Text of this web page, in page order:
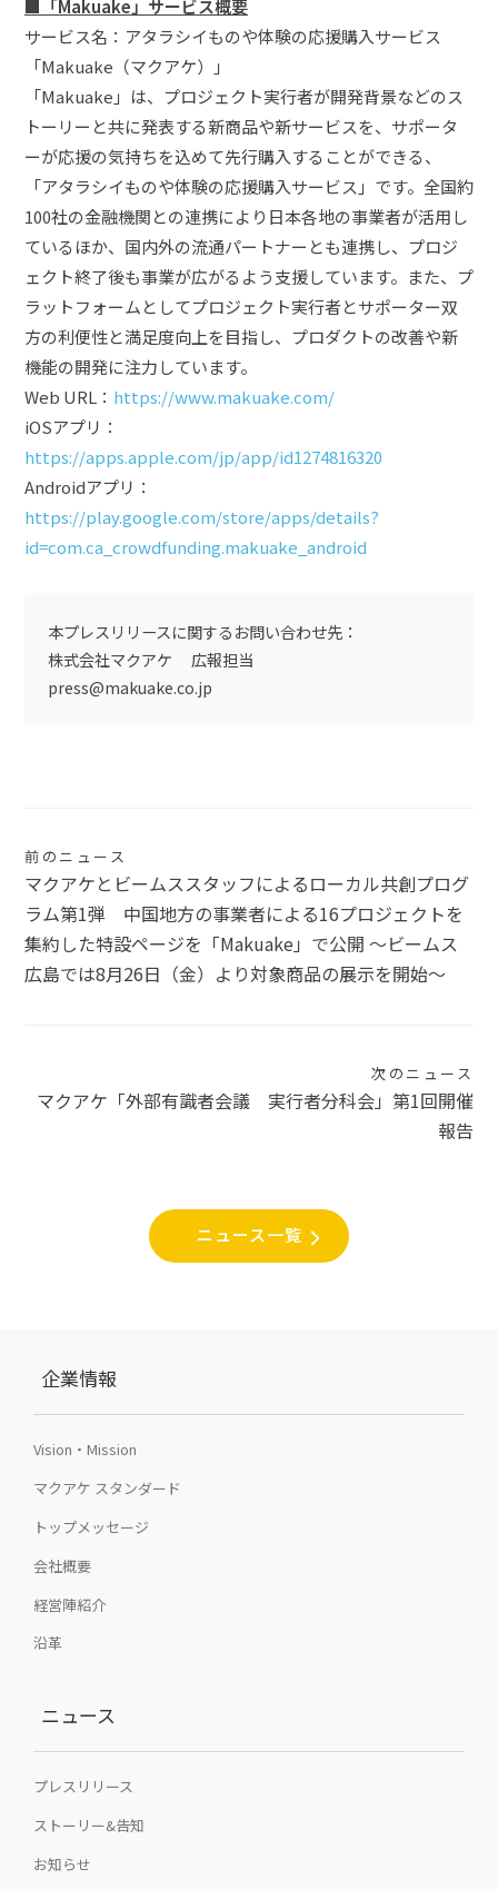
■「Makuake」サービス概要
サービス名：アタラシイものや体験の応援購入サービス
「Makuake（マクアケ）」
「Makuake」は、プロジェクト実行者が開発背景などのス
トーリーと共に発表する新商品や新サービスを、サポータ
ーが応援の気持ちを込めて先行購入することができる、
「アタラシイものや体験の応援購入サービス」です。全国約
100社の金融機関との連携により日本各地の事業者が活用し
ているほか、国内外の流通パートナーとも連携し、プロジ
ェクト終了後も事業が広がるよう支援しています。また、プ
ラットフォームとしてプロジェクト実行者とサポーター双
方の利便性と満足度向上を目指し、プロダクトの改善や新
機能の開発に注力しています。
Web URL： https://www.makuake.com/
iOSアプリ：
https://apps.apple.com/jp/app/id1274816320
Androidアプリ：
https://play.google.com/store/apps/details?
id=com.ca_crowdfunding.makuake_android
本プレスリリースに関するお問い合わせ先：
株式会社マクアケ 広報担当
press@makuake.co.jp
投
稿
ナ
ビ
シ
前のニュース
マクアケとビームススタッフによるローカル共創プログ
ラム第1弾 中国地方の事業者による16プロジェクトを
集約した特設ページを「Makuake」で公開 〜ビームス
広島では8月26日（金）より対象商品の展示を開始〜
次のニュース
マクアケ「外部有識者会議 実行者分科会」第1回開催
報告
ニュース一覧
企業情報
Vision・Mission
マクアケ スタンダード
トップメッセージ
会社概要
経営陣紹介
沿革
ニュース
プレスリリース
ストーリー&告知
お知らせ